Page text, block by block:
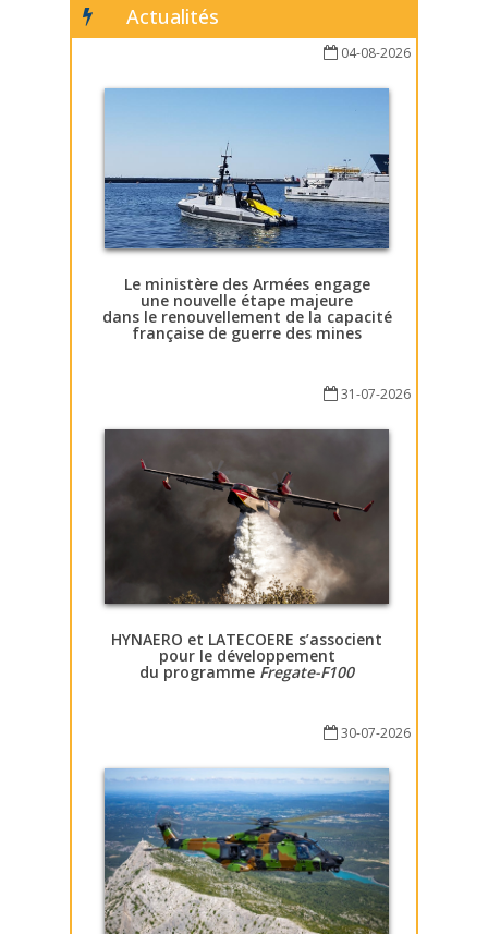
Actualités
04-08-2026
Le ministère des Armées engage
une nouvelle étape majeure
dans le renouvellement de la capacité
française de guerre des mines
31-07-2026
HYNAERO et LATECOERE s’associent
pour le développement
du programme Fregate-F100
30-07-2026